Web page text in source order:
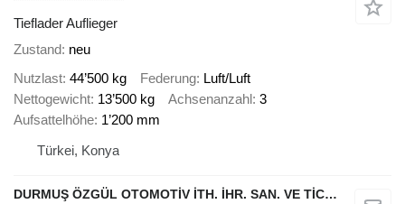
Tieflader Auflieger
Zustand neu
Nutzlast 44’500 kg Federung Luft/Luft
Nettogewicht 13’500 kg Achsenanzahl 3
Aufsattelhöhe 1’200 mm
Türkei, Konya
DURMUŞ ÖZGÜL OTOMOTİV İTH. İHR. SAN. VE TİC. A.Ş